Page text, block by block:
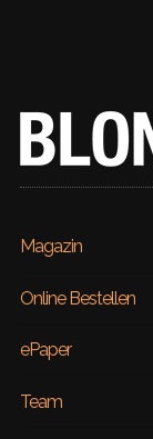
Magazin
Online Bestellen
ePaper
Team